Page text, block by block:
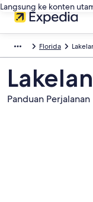
Langsung ke konten
Florida
Panduan Perjalanan